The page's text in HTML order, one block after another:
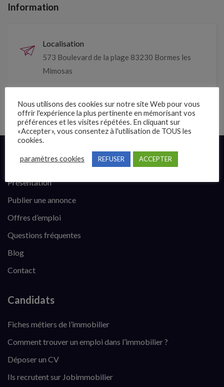
Information
Localisation
573 Boulevard de la plage 83230 Bormes les
Mimosas
1963
Liens rapides
Présentation
Publier une annonce
Offres d’emploi
Questions fréquentes
Blog
Contact
Candidats
Fiches métiers de l’immobilier
Comment trouver un emploi dans l’immobilier ?
Déposer un CV
Ils recrutent sur Jobimmobilier
Nous utilisons des cookies sur notre site Web pour vous
offrir l'expérience la plus pertinente en mémorisant vos
préférences et les visites répétées. En cliquant sur
«Accepter», vous consentez à l'utilisation de TOUS les
cookies.
paramètres cookies REFUSER ACCEPTER